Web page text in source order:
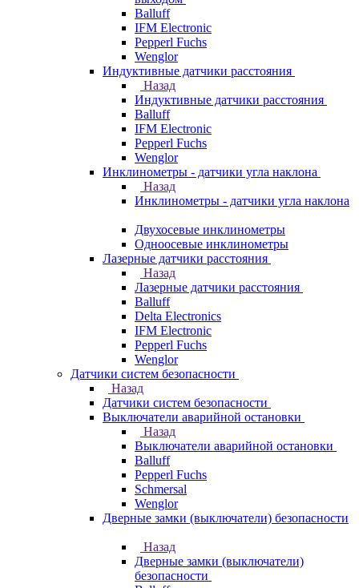
Balluff
IFM Electronic
Pepperl Fuchs
Wenglor
Индуктивные датчики расстояния
Назад
Индуктивные датчики расстояния
Balluff
IFM Electronic
Pepperl Fuchs
Wenglor
Инклинометры - датчики угла наклона
Назад
Инклинометры - датчики угла наклона
Двухосевые инклинометры
Одноосевые инклинометры
Лазерные датчики расстояния
Назад
Лазерные датчики расстояния
Balluff
Delta Electronics
IFM Electronic
Pepperl Fuchs
Wenglor
Датчики систем безопасности
Назад
Датчики систем безопасности
Выключатели аварийной остановки
Назад
Выключатели аварийной остановки
Balluff
Pepperl Fuchs
Schmersal
Wenglor
Дверные замки (выключатели) безопасности
Назад
Дверные замки (выключатели)
безопасности